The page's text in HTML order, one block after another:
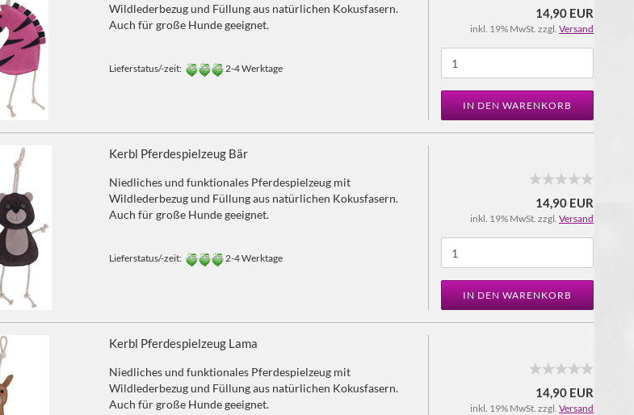
Wildlederbezug und Füllung aus natürlichen Kokusfasern.
Auch für große Hunde geeignet.
Lieferstatus/-zeit: 2-4 Werktage
14,90 EUR
inkl. 19% MwSt. zzgl.Versand
IN DEN WARENKORB
Kerbl Pferdespielzeug Bär
Niedliches und funktionales Pferdespielzeug mit
Wildlederbezug und Füllung aus natürlichen Kokusfasern.
Auch für große Hunde geeignet.
Lieferstatus/-zeit: 2-4 Werktage
14,90 EUR
inkl. 19% MwSt. zzgl.Versand
IN DEN WARENKORB
Kerbl Pferdespielzeug Lama
Niedliches und funktionales Pferdespielzeug mit
Wildlederbezug und Füllung aus natürlichen Kokusfasern.
Auch für große Hunde geeignet.
14,90 EUR
inkl. 19% MwSt. zzgl.Versand